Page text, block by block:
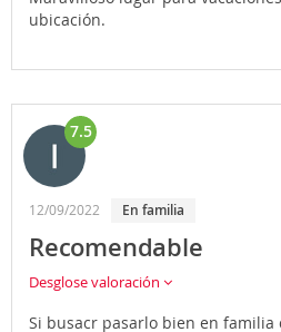
ubicación.
7.5
12/09/2022 En familia
Recomendable
Desglose valoración
Si busacr pasarlo bien en